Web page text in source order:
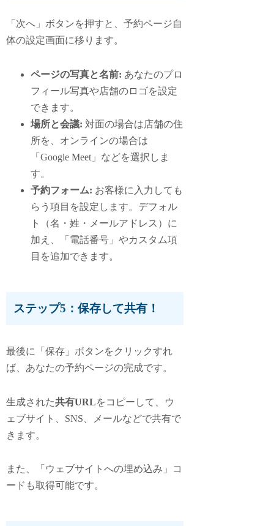
「次へ」ボタンを押すと、予約ページ自
体の設定画面に移ります。
ページの写真と名前: あなたのプロ
フィール写真や店舗のロゴを設定
できます。
場所と会議: 対面の場合は店舗の住
所を、オンラインの場合は
「Google Meet」などを選択しま
す。
予約フォーム: お客様に入力しても
らう項目を設定します。デフォル
ト（名・姓・メールアドレス）に
加え、「電話番号」やカスタム項
目を追加できます。
ステップ5：保存して共有！
最後に「保存」ボタンをクリックすれ
ば、あなたの予約ページの完成です。
生成された共有URLをコピーして、ウ
ェブサイト、SNS、メールなどで共有で
きます。
また、「ウェブサイトへの埋め込み」コ
ードも取得可能です。